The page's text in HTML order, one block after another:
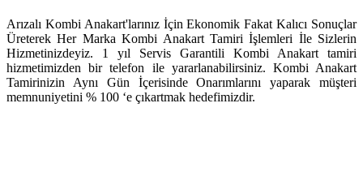
Arızalı Kombi Anakart'larınız İçin Ekonomik Fakat Kalıcı Sonuçlar
Üreterek Her Marka Kombi Anakart Tamiri İşlemleri İle Sizlerin
Hizmetinizdeyiz. 1 yıl Servis Garantili Kombi Anakart tamiri
hizmetimizden bir telefon ile yararlanabilirsiniz. Kombi Anakart
Tamirinizin Aynı Gün İçerisinde Onarımlarını yaparak müşteri
memnuniyetini % 100 ‘e çıkartmak hedefimizdir.